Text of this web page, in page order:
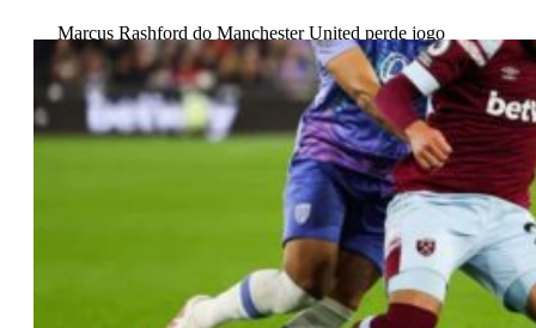
Marcus Rashford do Manchester United perde jogo
após ser encontrado em festa, levantando preocupações
sobre seu comportamento com o álcool.